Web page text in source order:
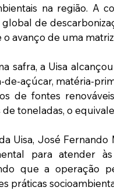
na região. A
de
o avanço de uma
safra, a Uisa
de-açúcar, matéria-
de fontes
toneladas, o
Uisa, José
para atender
que a operação
práticas